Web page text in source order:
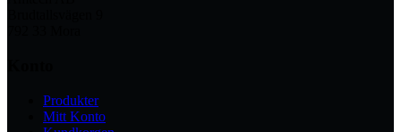
Produkter
Mitt Konto